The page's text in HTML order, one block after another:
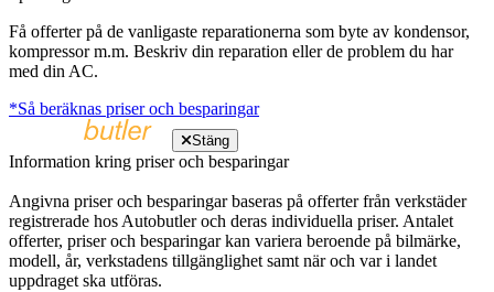
Få offerter på de vanligaste reparationerna som byte av kondensor,
kompressor m.m. Beskriv din reparation eller de problem du har
med din AC.
*Så beräknas priser och besparingar
Stäng
Information kring priser och besparingar
Angivna priser och besparingar baseras på offerter från verkstäder
registrerade hos Autobutler och deras individuella priser. Antalet
offerter, priser och besparingar kan variera beroende på bilmärke,
modell, år, verkstadens tillgänglighet samt när och var i landet
uppdraget ska utföras.